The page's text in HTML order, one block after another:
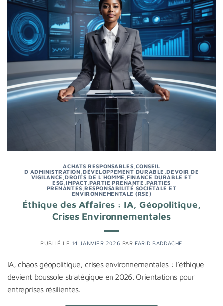
ACHATS RESPONSABLES CONSEIL
D'ADMINISTRATION ,DÉVELOPPEMENT DURABLE ,DEVOIR DE
VIGILANCE ,DROITS DE L'HOMME ,FINANCE DURABLE ET
ESG,IMPACT,PARTIE PRENANTE ,PARTIES
PRENANTES ,RESPONSABILITÉ SOCIÉTALE ET
ENVIRONNEMENTALE (RSE)
Éthique des Affaires : IA, Géopolitique,
Crises Environnementales
PUBLIÉ LE 14 JANVIER 2026 PAR FARID BADDACHE
IA, chaos géopolitique, crises environnementales : l’éthique
devient boussole stratégique en 2026. Orientations pour
entreprises résilientes.